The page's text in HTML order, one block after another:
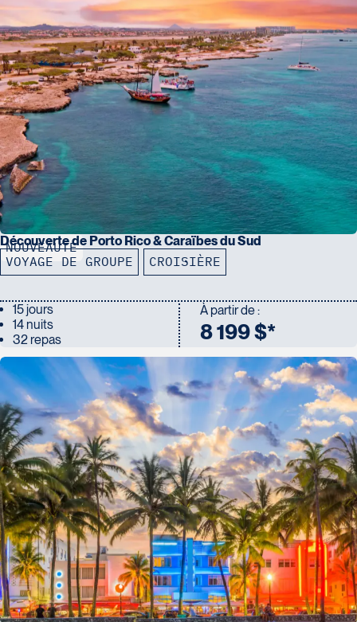
ascensionla tour 360° Chicago
TPS/TVQ lorsque applicables
NOUVEAUTÉ
Découverte de Porto Rico & Caraïbes du Sud
VOYAGE DE GROUPE CROISIÈRE
15 jours
14 nuits
32 repas
À partir de :
8 199 $*